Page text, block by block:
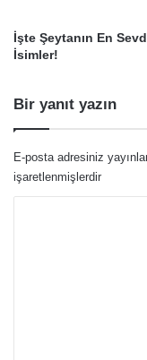
İşte Şeytanın En
İsimler!
Bir yanıt yazın
E-posta adresiniz
işaretlenmişlerdir